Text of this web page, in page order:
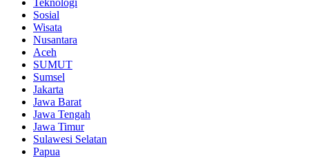
Teknologi
Sosial
Wisata
Nusantara
Aceh
SUMUT
Sumsel
Jakarta
Jawa Barat
Jawa Tengah
Jawa Timur
Sulawesi Selatan
Papua